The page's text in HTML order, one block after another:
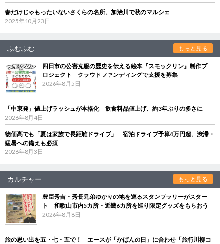
春だけじゃもったいないさくらの名所、加治川で秋のマルシェ
2025年10月23日
ふむふむ もっと見る
四日市の公害克服の歴史を伝える絵本『スモックリン』制作プ
ロジェクト クラウドファンディングで支援を募集
2026年8月5日
「中東発」値上げラッシュが本格化 飲食料品値上げ、約3年ぶりの多さに
2026年8月4日
物価高でも「夏は家族で長距離ドライブ」 宿泊ドライブ予算4万円超、渋滞・
猛暑への備えも必須
2026年8月3日
カルチャー もっと見る
豊臣秀吉・秀長兄弟ゆかりの地を巡るスタンプラリーがスター
ト 和歌山市内5カ所・近畿6カ所を巡り限定グッズをもらおう
2026年8月8日
旅の思い出を五・七・五で！ エースが「かばんの日」に合わせ「旅行川柳コ